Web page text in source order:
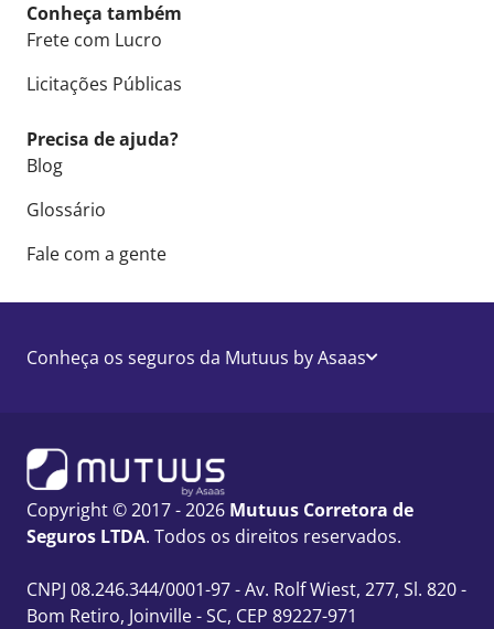
Conheça também
Frete com Lucro
Licitações Públicas
Precisa de ajuda?
Blog
Glossário
Fale com a gente
Conheça os seguros da Mutuus by Asaas
Copyright © 2017 - 2026 Mutuus Corretora de
Seguros LTDA. Todos os direitos reservados.
CNPJ 08.246.344/0001-97 - Av. Rolf Wiest, 277, Sl. 820 -
Bom Retiro, Joinville - SC, CEP 89227-971